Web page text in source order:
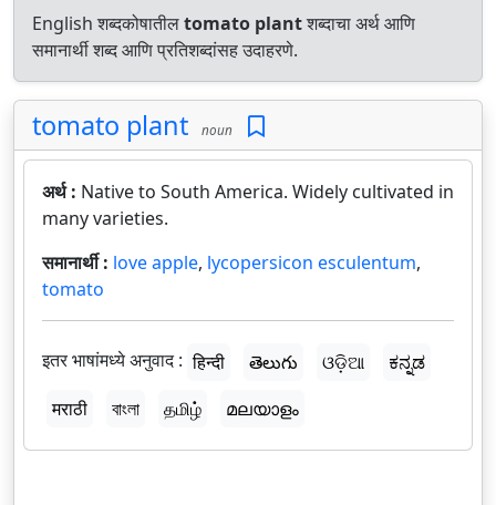
English शब्दकोषातीलtomato plantशब्दाचा अर्थ आणि
समानार्थी शब्द आणि प्रतिशब्दांसह उदाहरणे.
tomato plant noun
अर्थ : Native to South America. Widely cultivated in
many varieties.
समानार्थी : love apple, lycopersicon esculentum,
tomato
इतर भाषांमध्ये अनुवाद : हिन्दी తెలుగు ଓଡ଼ିଆ
ಕನ್ನಡ
मराठी
বাংলা தமிழ் മലയാളം